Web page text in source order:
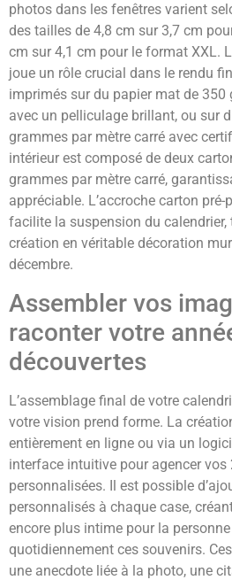
photos dans les fenêtres varient
des tailles de 4,8 cm sur 3,7 cm
cm sur 4,1 cm pour le format XXL.
joue un rôle crucial dans le rendu
imprimés sur du papier mat de 350
avec un pelliculage brillant, ou sur
grammes par mètre carré avec
intérieur est composé de deux
grammes par mètre carré,
appréciable. L’accroche carton pré-
facilite la suspension du
création en véritable décoration
décembre.
Assembler vos
raconter votre
découvertes
L’assemblage final de votre
votre vision prend forme. La
entièrement en ligne ou via un
interface intuitive pour agencer vos
personnalisées. Il est possible
personnalisés à chaque case,
encore plus intime pour la
quotidiennement ces souvenirs.
une anecdote liée à la photo, une